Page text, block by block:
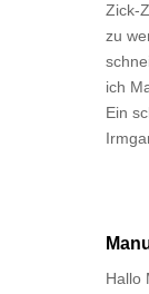
Zick-
zu
ich
Ein
Hallo